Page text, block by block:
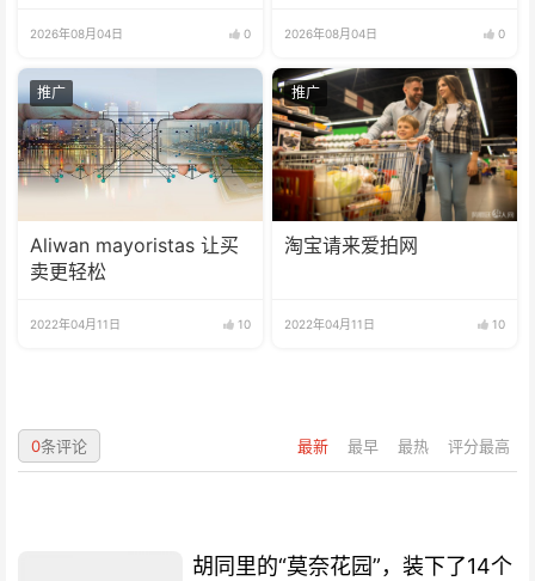
2026年08月04日 0 2026年08月04日 0
推广
Aliwan mayoristas 让买
卖更轻松
2022年04月11日 10
推广
淘宝请来爱拍网
2022年04月11日 10
最新 最早 最热 评分最高
0条评论
胡同里的“莫奈花园”，装下了14个